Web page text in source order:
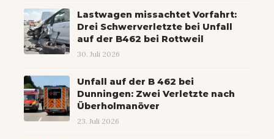
Lastwagen missachtet Vorfahrt:
Drei Schwerverletzte bei Unfall
auf der B462 bei Rottweil
30. Juli 2026
Unfall auf der B 462 bei
Dunningen: Zwei Verletzte nach
Überholmanöver
23. Juli 2026